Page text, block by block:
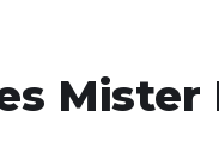
Mister